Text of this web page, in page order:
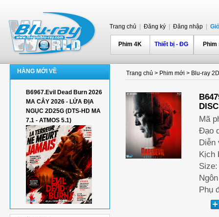
Trang chủ Đăng ký Đăng nhập
Phim 4K Thiết bị - ĐG
HÀNG MỚI VỀ
B6967.Evil Dead Burn 2026
MA CÂY 2026 - LỬA ĐỊA
NGỤC 2D25G (DTS-HD MA
7.1 - ATMOS 5.1)
Trang chủ > Phim mới > Blu-ray 2D
DISC
Mã
Đạo
Diễn
Kịch
Phụ